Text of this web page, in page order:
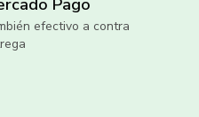
Pago
efectivo a contra